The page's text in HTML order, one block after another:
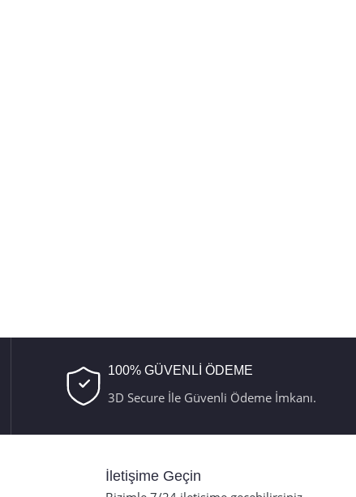
100% GÜVENLİ ÖDEME
3D Secure İle Güvenli Ödeme İmkanı.
İletişime Geçin